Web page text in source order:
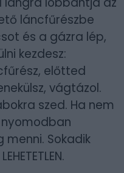
láncfűrészbe
és a gázra lép,
kezdesz:
előtted
vágtázol.
szed. Ha nem
menni. Sokadik